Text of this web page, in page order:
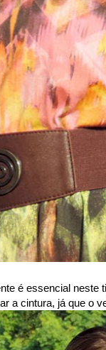
é essencial neste
a cintura, já que o